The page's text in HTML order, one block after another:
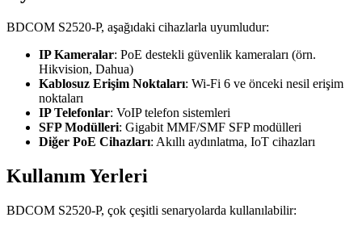
BDCOM S2520-P, aşağıdaki cihazlarla uyumludur:
IP Kameralar: PoE destekli güvenlik kameraları (örn.
Hikvision, Dahua)
Kablosuz Erişim Noktaları: Wi-Fi 6 ve önceki nesil erişim
noktaları
IP Telefonlar: VoIP telefon sistemleri
SFP Modülleri: Gigabit MMF/SMF SFP modülleri
Diğer PoE Cihazları: Akıllı aydınlatma, IoT cihazları
Kullanım Yerleri
BDCOM S2520-P, çok çeşitli senaryolarda kullanılabilir: